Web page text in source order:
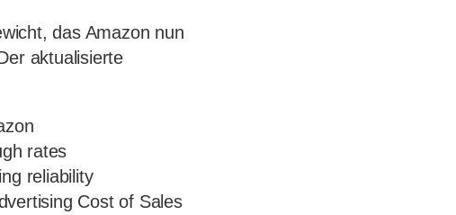
das Amazon nun
aktualisierte
rates
reliability
Cost of Sales